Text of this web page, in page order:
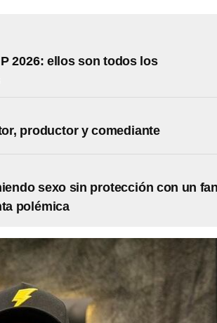
2026: ellos son todos los
productor y comediante
sexo sin protección con un
polémica